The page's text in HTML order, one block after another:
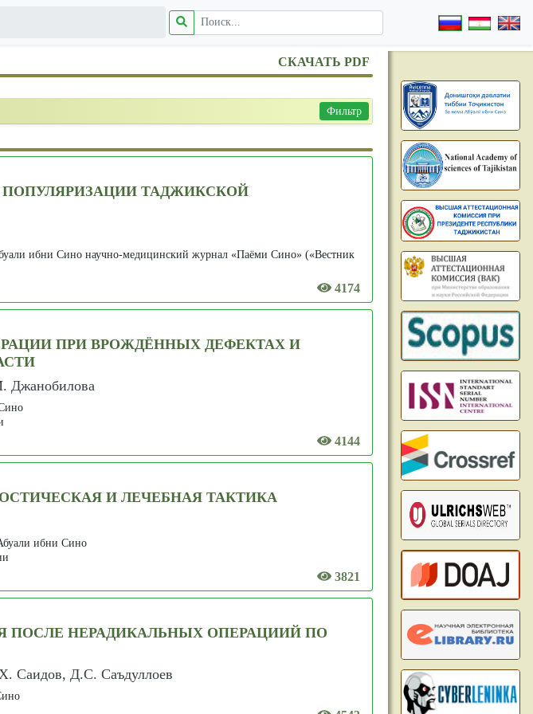
СКАЧАТЬ PDF
Фильтр
ТАДЖИКСКОЙ
ибни Сино научно-медицинский журнал «Паёми Сино» («Вестник
4174
ПРИ ВРОЖДЁННЫХ ДЕФЕКТАХ И
Джанобилова
4144
И ЛЕЧЕБНАЯ ТАКТИКА
ибни Сино
3821
ПОСЛЕ НЕРАДИКАЛЬНЫХ ОПЕРАЦИИЙ ПО
Саидов, Д.С. Саъдуллоев